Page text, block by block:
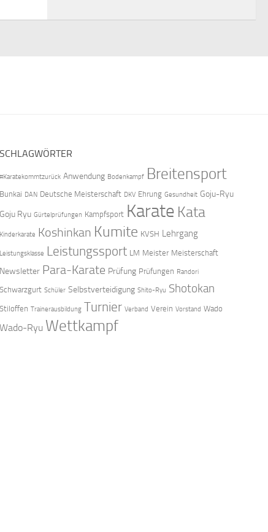
SCHLAGWÖRTER
#Karatekommtzurück Anwendung Bodenkampf Breitensport
Bunkai DAN Deutsche Meisterschaft DKV Ehrung Gesundheit Goju-Ryu
Goju Ryu Gürtelprüfungen Kampfsport Karate Kata
Kinderkarate Koshinkan Kumite KVSH Lehrgang
Leistungsklasse Leistungssport LM Meister Meisterschaft
Newsletter Para-Karate Prüfung Prüfungen Randori
Schwarzgurt Schüler Selbstverteidigung Shito-Ryu Shotokan
Stiloffen Trainerausbildung Turnier Verband Verein Vorstand Wado
Wado-Ryu Wettkampf